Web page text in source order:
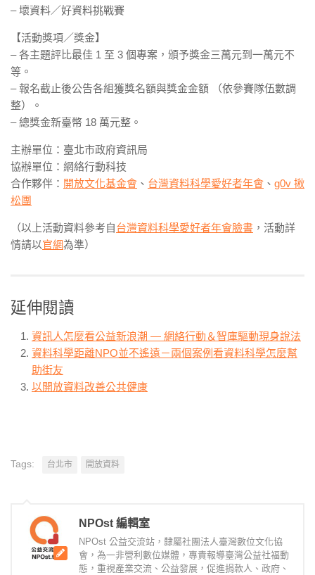
– 壞資料／好資料挑戰賽
【活動獎項／獎金】
– 各主題評比最佳 1 至 3 個專案，頒予獎金三萬元到一萬元不
等。
– 報名截止後公告各組獲獎名額與獎金金額 （依參賽隊伍數調
整）。
– 總獎金新臺幣 18 萬元整。
主辦單位：臺北市政府資訊局
協辦單位：網絡行動科技
合作夥伴： 開放文化基金會 、 台灣資料科學愛好者年會 、 g0v 揪
松團
（以上活動資料參考自台灣資料科學愛好者年會臉書 ，活動詳
情請以官網為準）
延伸閱讀
資訊人怎麼看公益新浪潮 — 網絡行動＆智庫驅動現身說法
資料科學距離NPO並不遙遠－兩個案例看資料科學怎麼幫
助街友
以開放資料改善公共健康
Tags: 台北市 開放資料
NPOst 編輯室
NPOst 公益交流站，隸屬社團法人臺灣數位文化協
會，為一非營利數位媒體，專責報導臺灣公益社福動
態，重視產業交流、公益發展，促進捐款人、政府、